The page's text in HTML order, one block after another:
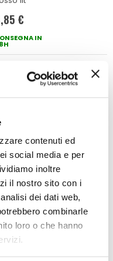
contenuti ed
social media e per
inoltre
il nostro sito con i
dei dati web,
combinarle
loro o che hanno
€
IN
radiatore
Alux -
€